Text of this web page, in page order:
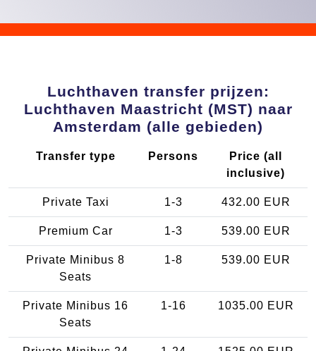
Luchthaven transfer prijzen:
Luchthaven Maastricht (MST) naar
Amsterdam (alle gebieden)
Transfer type Persons
Price (all
inclusive)
Private Taxi 1-3 432.00 EUR
Premium Car 1-3 539.00 EUR
Private Minibus 8
Seats
1-8 539.00 EUR
Private Minibus 16
Seats
1-16 1035.00 EUR